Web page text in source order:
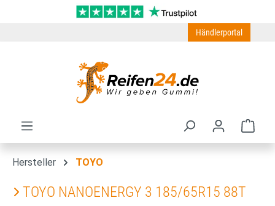
Zum Hauptinhalt springen
Händlerportal
Hersteller TOYO
TOYO NANOENERGY 3 185/65R15 88T